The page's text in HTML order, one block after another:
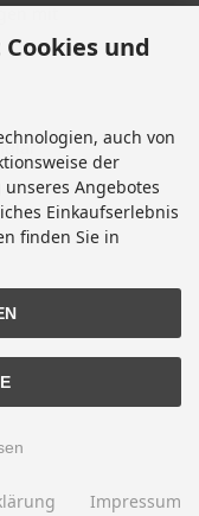
mit
und
auch von
der
Angebotes
Einkaufserlebnis
finden Sie in
Impressum